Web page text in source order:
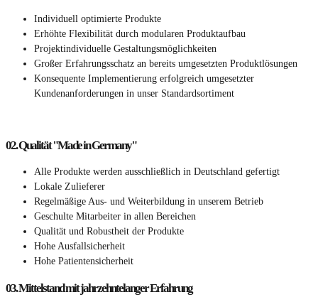
Individuell optimierte Produkte
Erhöhte Flexibilität durch modularen Produktaufbau
Projektindividuelle Gestaltungsmöglichkeiten
Großer Erfahrungsschatz an bereits umgesetzten Produktlösungen
Konsequente Implementierung erfolgreich umgesetzter
Kundenanforderungen in unser Standardsortiment
02.Qualität "Made in Germany"
Alle Produkte werden ausschließlich in Deutschland gefertigt
Lokale Zulieferer
Regelmäßige Aus- und Weiterbildung in unserem Betrieb
Geschulte Mitarbeiter in allen Bereichen
Qualität und Robustheit der Produkte
Hohe Ausfallsicherheit
Hohe Patientensicherheit
03.Mittelstand mit jahrzehntelanger Erfahrung